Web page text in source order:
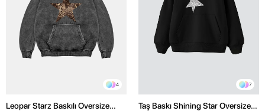
4
Leopar Starz Baskılı Oversize
7
Taş Baskı Shining Star Oversize